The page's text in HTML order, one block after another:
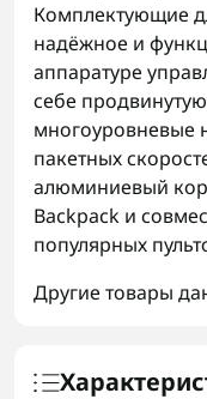
Комплектующие
надёжное и
аппаратуре
себе
многоуровневые
пакетных
алюминиевый
Backpack и
популярных
Другие товары